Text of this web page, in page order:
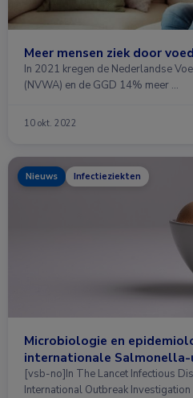
Meer mensen ziek door
In 2021 kregen de Nederlandse
(NVWA) en de GGD 14% meer …
10 okt. 2022
Nieuws Infectieziekten
Microbiologie en
internationale
[vsb-no]In The Lancet Infectious
International Outbreak